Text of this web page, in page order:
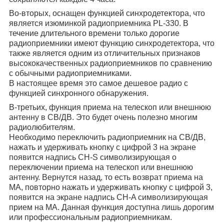
Во-вторых, оснащен функцией синхродетектора, что
является изюминкой радиоприемника PL-330. В
течение длительного времени только дорогие
радиоприемники имеют функцию синхродетектора, что
также является одним из отличительных признаков
высококачественных радиоприемников по сравнению
с обычными радиоприемниками.
В настоящее время это самое дешевое радио с
функцией синхронного обнаружения.
В-третьих, функция приема на телескоп или внешнюю
антенну в СВ/ДВ. Это будет очень полезно многим
радиолюбителям.
Необходимо переключить радиоприемник на СВ/ДВ,
нажать и удерживать кнопку с цифрой 3 на экране
появится надпись CH-S символизирующая о
переключении приема на телескоп или внешнюю
антенну. Вернутся назад, то есть возврат приема на
МА, повторно нажать и удерживать кнопку с цифрой 3,
появится на экране надпись CH-A символизирующая
прием на МА. Данная функция доступна лишь дорогим
или профессиональным радиоприемникам.